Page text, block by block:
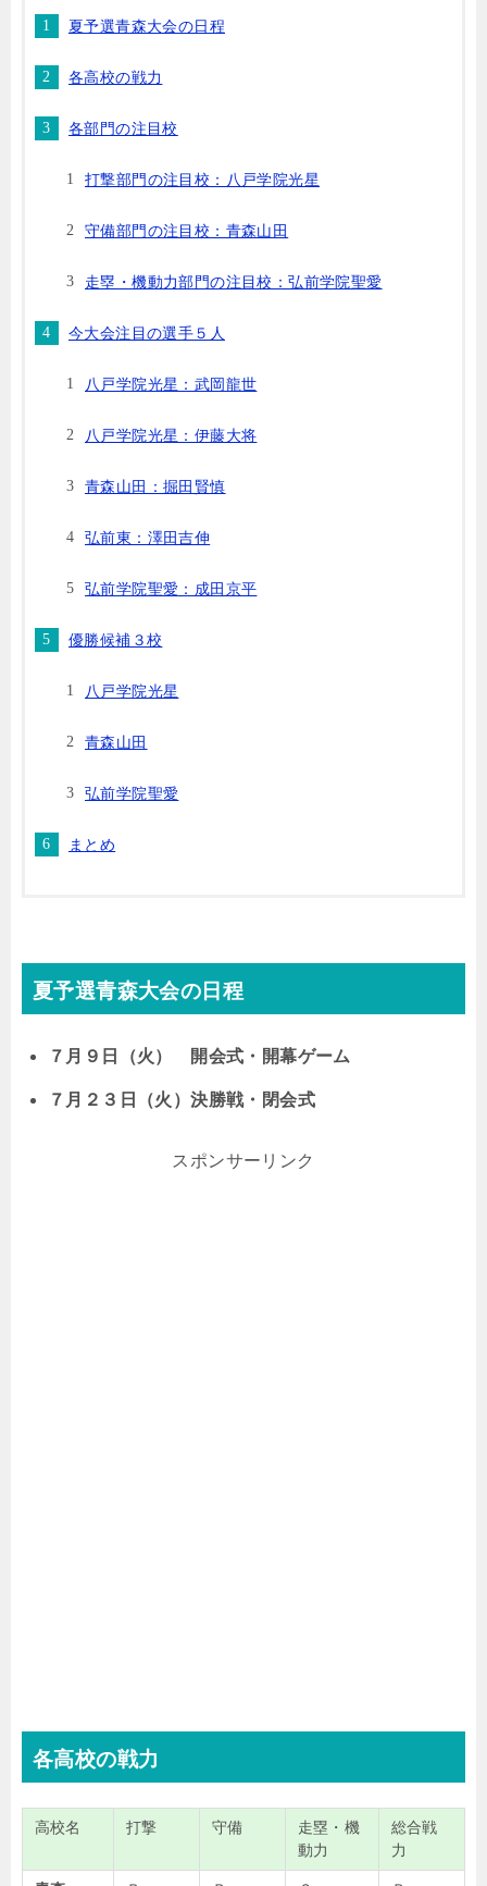
夏予選青森大会の日程
各高校の戦力
各部門の注目校
打撃部門の注目校：八戸学院光星
守備部門の注目校：青森山田
走塁・機動力部門の注目校：弘前学院聖愛
今大会注目の選手５人
八戸学院光星：武岡龍世
八戸学院光星：伊藤大将
青森山田：掘田賢慎
弘前東：澤田吉伸
弘前学院聖愛：成田京平
優勝候補３校
八戸学院光星
青森山田
弘前学院聖愛
まとめ
夏予選青森大会の日程
７月９日（火） 開会式・開幕ゲーム
７月２３日（火）決勝戦・閉会式
スポンサーリンク
各高校の戦力
高校名 打撃 守備
走塁・機
動力
総合戦
力